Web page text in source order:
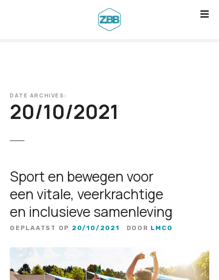
DATE ARCHIVES:
20/10/2021
Sport en bewegen voor
een vitale, veerkrachtige
en inclusieve samenleving
GEPLAATST OP 20/10/2021 DOOR LMCG